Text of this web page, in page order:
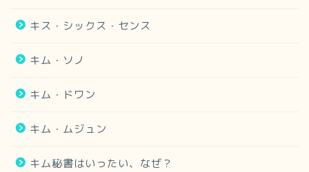
キス・シックス・センス
キム・ソノ
キム・ドワン
キム・ムジュン
キム秘書はいったい、なぜ？